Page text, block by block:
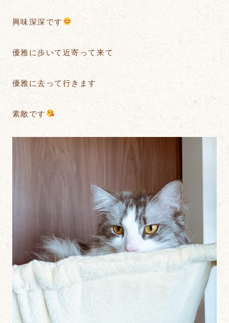
興味深深です
優雅に歩いて近寄って来て
優雅に去って行きます
素敵です